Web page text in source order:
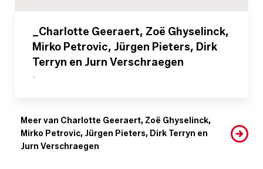
_Charlotte Geeraert, Zoë Ghyselinck,
Mirko Petrovic, Jürgen Pieters, Dirk
Terryn en Jurn Verschraegen
-
Meer van Charlotte Geeraert, Zoë Ghyselinck,
Mirko Petrovic, Jürgen Pieters, Dirk Terryn en
Jurn Verschraegen